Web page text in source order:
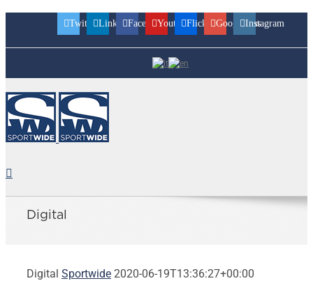
TwitterLinkedinFacebookYoutubeFlickr GoogleplusInstagram
Digital
Digital Sportwide 2020-06-19T13:36:27+00:00